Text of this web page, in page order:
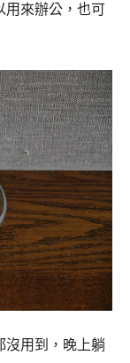
用來辦公，也可
沒用到，晚上躺